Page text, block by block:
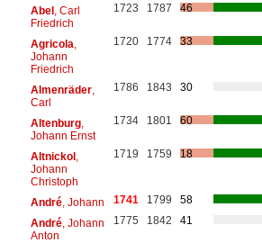
Abel, Carl
Friedrich
1723 1787 46
Agricola
Johann
Friedrich
1720 1774 33
Almenräder,
Carl
1786 1843 30
Altenburg,
Johann Ernst
1734 1801 60
Altnickol,
Johann
Christoph
1719 1759 18
André, Johann 1741 1799
58
André, Johann
Anton
1775 1842 41